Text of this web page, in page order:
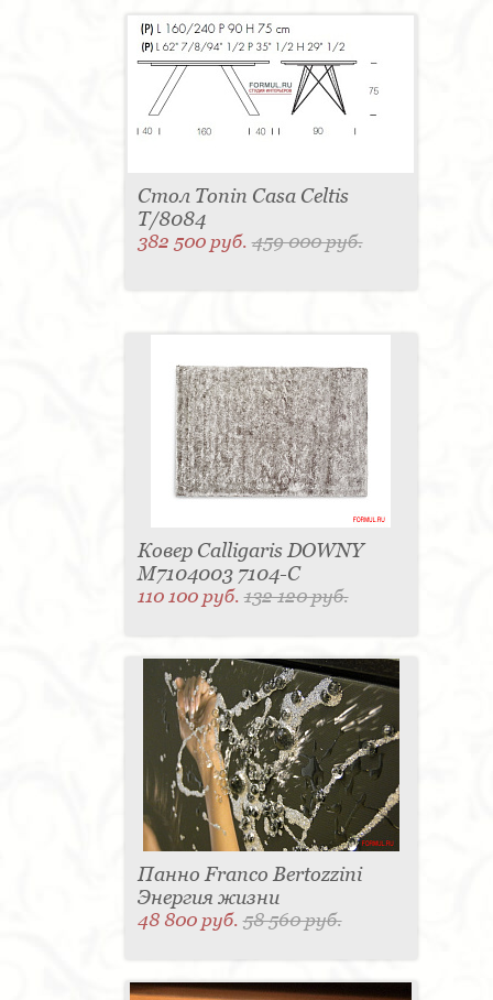
Стол Tonin Casa Celtis
T/8084
382 500 руб.459 000 руб.
Ковер Calligaris DOWNY
M7104003 7104-C
110 100 руб.132 120 руб.
Панно Franco Bertozzini
Энергия жизни
48 800 руб.58 560 руб.